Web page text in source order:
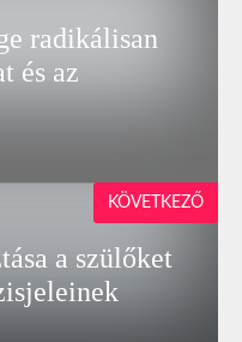
radikálisan
és az
a szülőket
KÖVETKEZŐ